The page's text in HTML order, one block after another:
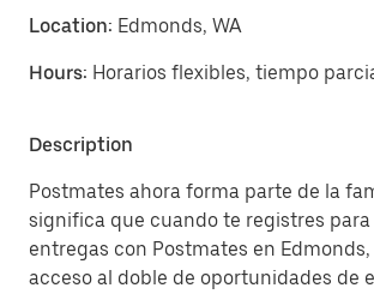
Location: Edmonds, WA
Hours: Horarios flexibles, tiempo
Description
Postmates ahora forma parte de la
significa que cuando te registres
entregas con Postmates en
acceso al doble de oportunidades de